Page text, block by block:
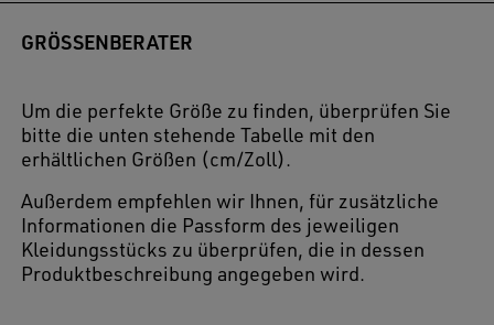
GRÖSSENBERATER
Um die perfekte Größe zu finden, überprüfen Sie
bitte die unten stehende Tabelle mit den
erhältlichen Größen (cm/Zoll).
Außerdem empfehlen wir Ihnen, für zusätzliche
Informationen die Passform des jeweiligen
Kleidungsstücks zu überprüfen, die in dessen
Produktbeschreibung angegeben wird.